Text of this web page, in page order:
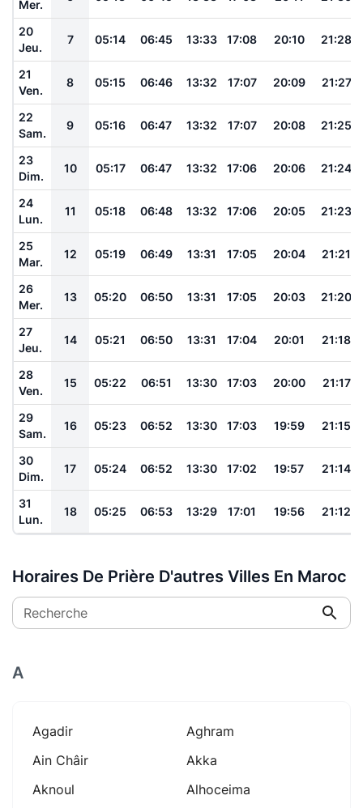
Mer.
20
Jeu.
7 05:14 06:45 13:33 17:08 20:10 21:28
21
Ven.
8 05:15 06:46 13:32 17:07 20:09 21:27
22
Sam.
9 05:16 06:47 13:32 17:07 20:08 21:25
23
Dim.
10 05:17 06:47 13:32 17:06 20:06 21:24
24
Lun.
11 05:18 06:48 13:32 17:06 20:05 21:23
25
Mar.
12 05:19 06:49 13:31 17:05 20:04 21:21
26
Mer.
13 05:20 06:50 13:31 17:05 20:03 21:20
27
Jeu.
14 05:21 06:50 13:31 17:04 20:01 21:18
28
Ven.
15 05:22 06:51 13:30 17:03 20:00 21:17
29
Sam.
16 05:23 06:52 13:30 17:03 19:59 21:15
30
Dim.
17 05:24 06:52 13:30 17:02 19:57 21:14
31
Lun.
18 05:25 06:53 13:29 17:01 19:56 21:12
Horaires De Prière D'autres Villes En Maroc
Recherche
A
Agadir
Aghram
Ain Châir
Akka
Aknoul
Alhoceima